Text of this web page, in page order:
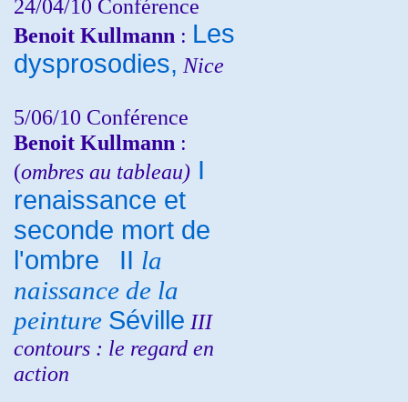
24/04/10 Conférence
Benoit Kullmann : Les
dysprosodies, Nice
5/06/10 Conférence
Benoit Kullmann :
(ombres au tableau) I
renaissance et
seconde mort de
l'ombre
II la
naissance de la
peinture Séville III
contours : le regard en
action